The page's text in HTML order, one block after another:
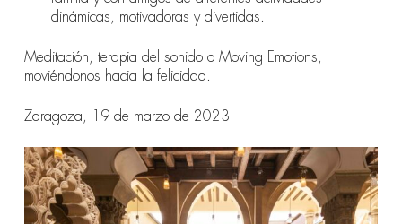
dinámicas, motivadoras y divertidas.
Meditación, terapia del sonido o Moving Emotions,
moviéndonos hacia la felicidad.
Zaragoza, 19 de marzo de 2023